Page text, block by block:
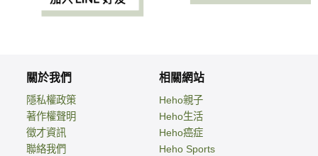
關於我們
隱私權政策
著作權聲明
徵才資訊
聯絡我們
相關網站
Heho親子
Heho生活
Heho癌症
Heho Sports